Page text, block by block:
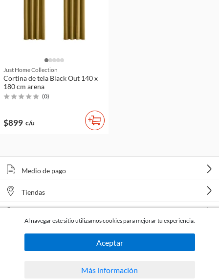
Just Home Collection
Cortina de tela Black Out 140 x
180 cm arena
(0)
$899 c/u
Medio de pago
Tiendas
Todos los derechos reservados Homecenter Sodimac S.A. | R.U.T. 216996650015.
Al navegar este sitio utilizamos cookies para mejorar tu experiencia.
Aceptar
Más información